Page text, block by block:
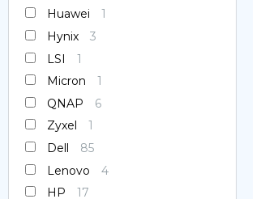
SSD диски
SATA диски
Блоки питания
Коммутаторы
Huawei
1
Hynix
3
LSI
1
Micron
1
QNAP
6
Zyxel
1
Dell
85
Lenovo
4
HP
17